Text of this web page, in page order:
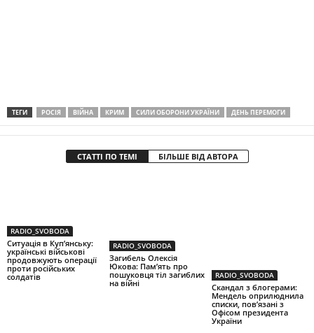
ТЕГИ РОСІЯ ВІЙНА КРИМ СИЛИ ОБОРОНИ УКРАЇНИ ДЕНЬ ПЕРЕМОГИ
СТАТТІ ПО ТЕМІ БІЛЬШЕ ВІД АВТОРА
RADIO_SVOBODA
Ситуація в Куп’янську:
українські військові
продовжують операції
проти російських
солдатів
RADIO_SVOBODA
Загибель Олексія
Юкова: Пам’ять про
пошуковця тіл загиблих
на війні
RADIO_SVOBODA
Скандал з блогерами:
Мендель оприлюднила
списки, пов’язані з
Офісом президента
України